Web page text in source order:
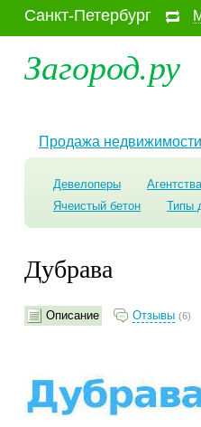
Санкт-Петербург
Загород.ру
Продажа недвижимости
Девелоперы
Ячеистый бетон
Типы
Дубрава
Описание Отзывы (6)